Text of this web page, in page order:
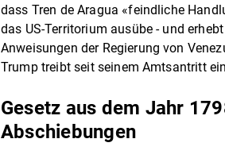
dass Tren de Aragua «feindliche
das US-Territorium ausübe - und
Anweisungen der Regierung von
Trump treibt seit seinem Amtsantritt
Gesetz aus dem Jahr
Abschiebungen